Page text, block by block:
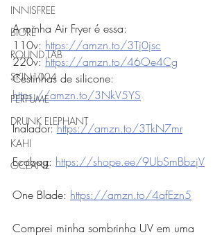
INNISFREE
BIORÉ
ROUND LAB
SKIN1004
PERFUME
DRUNK ELEPHANT
KAHI
OCÉANE
A minha Air Fryer é essa:
110v: https://amzn.to/3Tj0jsc
220v: https://amzn.to/46Oe4Cg
Cestinhas de silicone:
https://amzn.to/3NkV5YS
Inalador: https://amzn.to/3TkN7mr
Ecobag: https://shope.ee/9UbSmBbzjV
One Blade: https://amzn.to/4afEzn5
Comprei minha sombrinha UV em uma